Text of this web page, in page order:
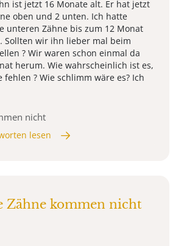
ist jetzt 16 Monate alt. Er hat jetzt
oben und 2 unten. Ich hatte
unteren Zähne bis zum 12 Monat
Sollten wir ihn lieber mal beim
? Wir waren schon einmal da
herum. Wie wahrscheinlich ist es,
fehlen ? Wie schlimm wäre es? Ich
nicht
lesen
Zähne kommen nicht